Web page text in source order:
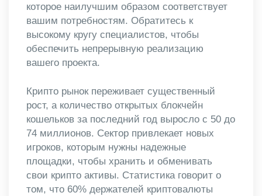
которое наилучшим образом соответствует
вашим потребностям. Обратитесь к
высокому кругу специалистов, чтобы
обеспечить непрерывную реализацию
вашего проекта.
Крипто рынок переживает существенный
рост, а количество открытых блокчейн
кошельков за последний год выросло с 50 до
74 миллионов. Сектор привлекает новых
игроков, которым нужны надежные
площадки, чтобы хранить и обменивать
свои крипто активы. Статистика говорит о
том, что 60% держателей криптовалюты